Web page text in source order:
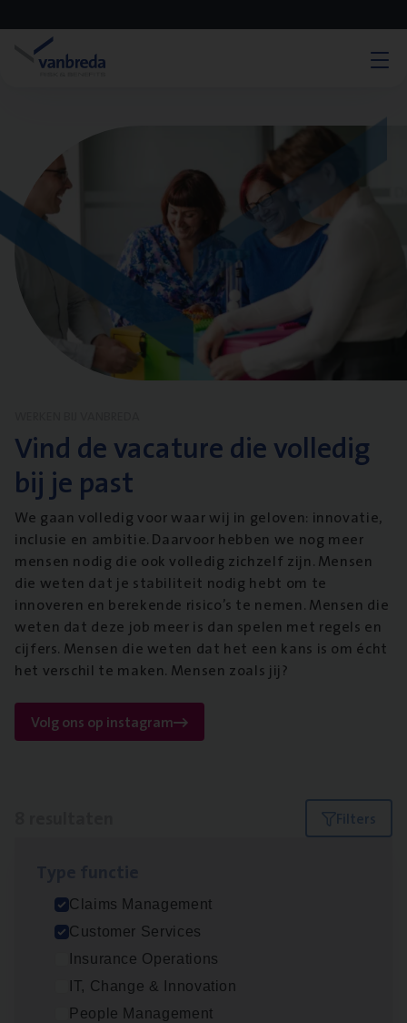
Vind de vacature die volledig
bij je past
We gaan volledig voor waar wij in geloven: innovatie,
inclusie en ambitie. Daarvoor hebben we nog meer
mensen nodig die ook volledig zichzelf zijn. Mensen
die weten dat je stabiliteit nodig hebt om te
innoveren en berekende risico’s te nemen. Mensen die
weten dat deze job meer is dan spelen met regels en
cijfers. Mensen die weten dat het een kans is om écht
het verschil te maken. Mensen zoals jij?
Volg ons op instagram
Filters
Claims Management
Customer Services
Insurance Operations
IT, Change & Innovation
People Management
Insu­ran­ce Bro­ker Trans­port
Sales Management
Antwerpen